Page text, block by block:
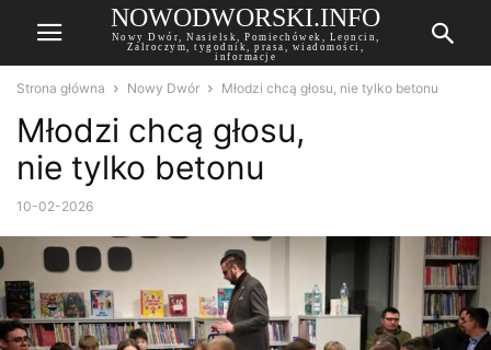
NOWODWORSKI.INFO
Nowy Dwór, Nasielsk, Pomiechówek, Leoncin,
Zalroczym, tygodnik, prasa, wiadomości,
informacje
Strona główna Nowy Dwór Młodzi chcą głosu, nie tylko betonu
Młodzi chcą głosu,
nie tylko betonu
10-02-2026